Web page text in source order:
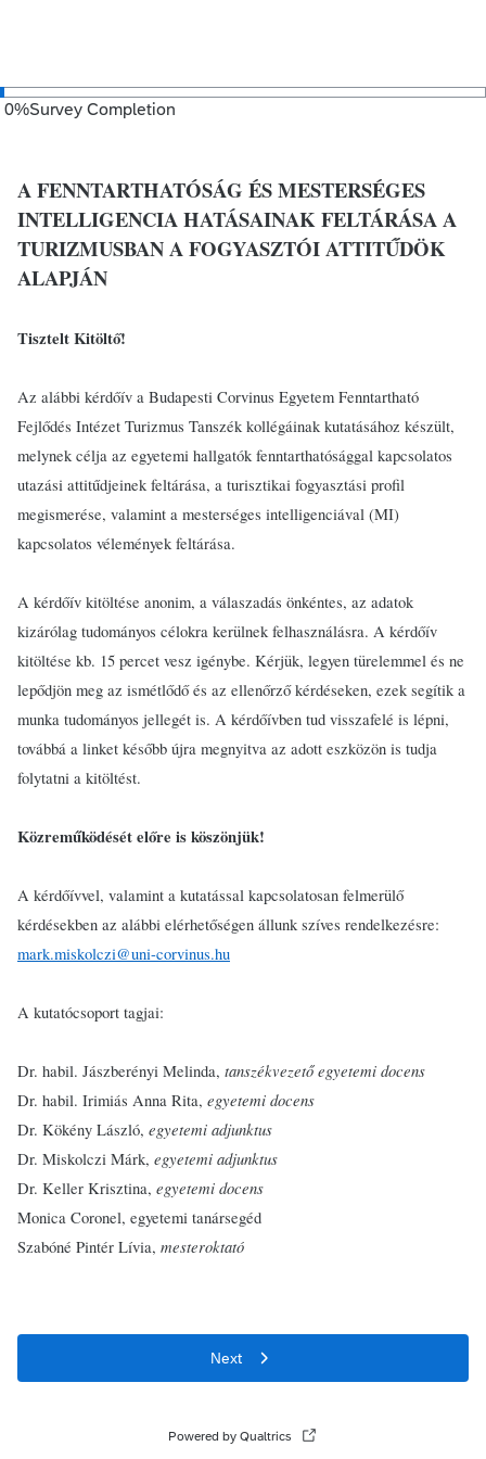
0%Survey Completion
A FENNTARTHATÓSÁG ÉS MESTERSÉGES
INTELLIGENCIA HATÁSAINAK FELTÁRÁSA A
TURIZMUSBAN A FOGYASZTÓI ATTITŰDÖK
ALAPJÁN
Tisztelt Kitöltő!
Az alábbi kérdőív a Budapesti Corvinus Egyetem Fenntartható
Fejlődés Intézet Turizmus Tanszék kollégáinak kutatásához készült,
melynek célja az egyetemi hallgatók fenntarthatósággal kapcsolatos
utazási attitűdjeinek feltárása, a turisztikai fogyasztási profil
megismerése, valamint a mesterséges intelligenciával (MI)
kapcsolatos vélemények feltárása.
A kérdőív kitöltése anonim, a válaszadás önkéntes, az adatok
kizárólag tudományos célokra kerülnek felhasználásra. A kérdőív
kitöltése kb. 15 percet vesz igénybe. Kérjük, legyen türelemmel és ne
lepődjön meg az ismétlődő és az ellenőrző kérdéseken, ezek segítik a
munka tudományos jellegét is. A kérdőívben tud visszafelé is lépni,
továbbá a linket később újra megnyitva az adott eszközön is tudja
folytatni a kitöltést.
Közreműködését előre is köszönjük!
A kérdőívvel, valamint a kutatással kapcsolatosan felmerülő
kérdésekben az alábbi elérhetőségen állunk szíves rendelkezésre:
mark.miskolczi@uni-corvinus.hu
A kutatócsoport tagjai:
Dr. habil. Jászberényi Melinda, tanszékvezető egyetemi docens
Dr. habil. Irimiás Anna Rita, egyetemi docens
Dr. Kökény László, egyetemi adjunktus
Dr. Miskolczi Márk, egyetemi adjunktus
Dr. Keller Krisztina, egyetemi docens
Monica Coronel, egyetemi tanársegéd
Szabóné Pintér Lívia, mesteroktató
Next
Powered by Qualtrics